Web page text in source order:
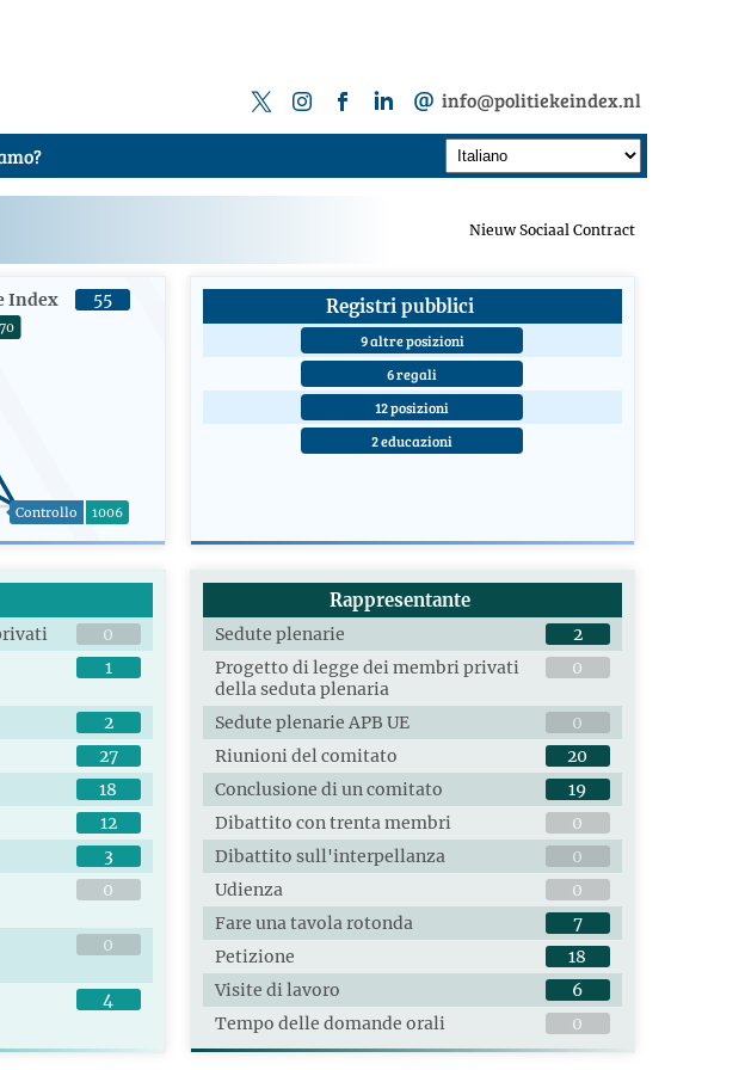
info@politiekeindex.nl
Nieuw Sociaal Contract
Index 55
Controllo 1006
Registri pubblici
9 altre posizioni
6 regali
12 posizioni
2 educazioni
0
1
2
27
18
12
3
0
0
4
Rappresentante
Sedute plenarie
2
Progetto di legge dei membri privati
della seduta plenaria
0
Sedute plenarie APB UE
0
Riunioni del comitato
20
Conclusione di un comitato
19
Dibattito con trenta membri
0
Dibattito sull'interpellanza
0
Udienza
0
Fare una tavola rotonda
7
Petizione
18
Visite di lavoro
6
Tempo delle domande orali
0